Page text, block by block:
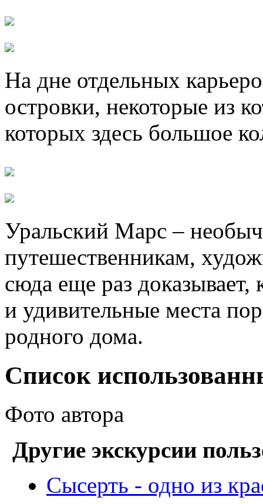
На дне отдельных
островки, некоторые из
которых здесь большое
Уральский Марс –
путешественникам,
сюда еще раз доказывает,
и удивительные места
родного дома.
Список
Фото автора
Другие экскурсии
Сысерть - одно из